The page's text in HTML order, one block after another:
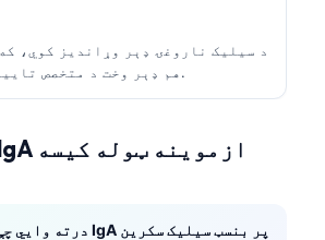
د سیلیک ناروغۍ ډېر وړاندیز کوي،
هم ډېر وخت د متخصص تایید ته اړتیا لري.